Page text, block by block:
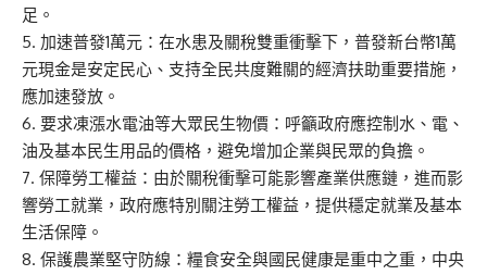
足。
5. 加速普發1萬元：在水患及關稅雙重衝擊下，普發新台幣1萬
元現金是安定民心、支持全民共度難關的經濟扶助重要措施，
應加速發放。
6. 要求凍漲水電油等大眾民生物價：呼籲政府應控制水、電、
油及基本民生用品的價格，避免增加企業與民眾的負擔。
7. 保障勞工權益：由於關稅衝擊可能影響產業供應鏈，進而影
響勞工就業，政府應特別關注勞工權益，提供穩定就業及基本
生活保障。
8. 保護農業堅守防線：糧食安全與國民健康是重中之重，中央